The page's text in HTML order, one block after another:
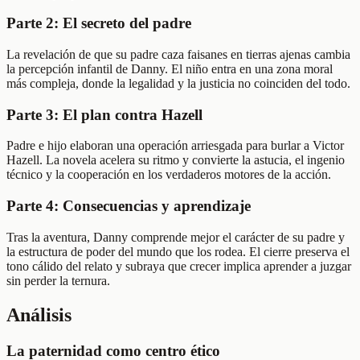
Parte 2: El secreto del padre
La revelación de que su padre caza faisanes en tierras ajenas cambia
la percepción infantil de Danny. El niño entra en una zona moral
más compleja, donde la legalidad y la justicia no coinciden del todo.
Parte 3: El plan contra Hazell
Padre e hijo elaboran una operación arriesgada para burlar a Victor
Hazell. La novela acelera su ritmo y convierte la astucia, el ingenio
técnico y la cooperación en los verdaderos motores de la acción.
Parte 4: Consecuencias y aprendizaje
Tras la aventura, Danny comprende mejor el carácter de su padre y
la estructura de poder del mundo que los rodea. El cierre preserva el
tono cálido del relato y subraya que crecer implica aprender a juzgar
sin perder la ternura.
Análisis
La paternidad como centro ético